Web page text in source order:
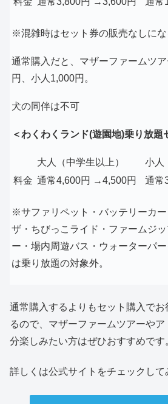
※混雑時はセット券の販売なしにな
通常購入だと、マザーファームツ
円、小人1,000円。
犬の同伴は不可
＜わくわくランド(遊園地)乗り放題
大人（中学生以上）
小人
料金 通常4,600円 →4,500円 通常
※サファリペット・バッテリーカ
ザ・ちびっこライド・ファームジ
ー・場内周遊バス・ウォーターパー
は乗り放題の対象外。
通常購入するよりもセット購入で
るので、マザーファームツアーや
分楽しみたい方はぜひおすすめです
詳しくは公式サイトをチェックして